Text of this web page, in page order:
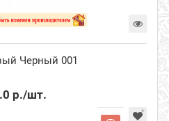
Черный 001
р./шт.